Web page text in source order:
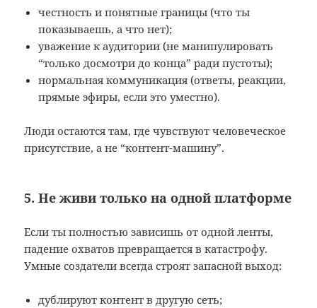
честность и понятные границы (что ты
показываешь, а что нет);
уважение к аудитории (не манипулировать
“только досмотри до конца” ради пустоты);
нормальная коммуникация (ответы, реакции,
прямые эфиры, если это уместно).
Люди остаются там, где чувствуют человеческое
присутствие, а не “контент-машину”.
5. Не живи только на одной платформе
Если ты полностью зависишь от одной ленты,
падение охватов превращается в катастрофу.
Умные создатели всегда строят запасной выход:
дублируют контент в другую сеть;